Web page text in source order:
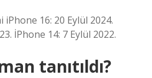
iPhone 16: 20 Eylül 2024.
İPhone 14: 7 Eylül 2022.
tanıtıldı?